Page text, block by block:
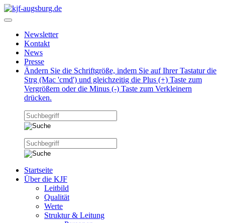
Newsletter
Kontakt
News
Presse
Ändern Sie die Schriftgröße, indem Sie auf Ihrer Tastatur die
Strg (Mac 'cmd') und gleichzeitig die Plus (+) Taste zum
Vergrößern oder die Minus (-) Taste zum Verkleinern
drücken.
Startseite
Über die KJF
Leitbild
Qualität
Werte
Struktur & Leitung